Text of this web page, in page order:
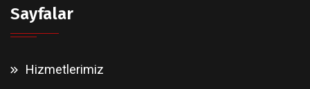
Sayfalar
Hizmetlerimiz